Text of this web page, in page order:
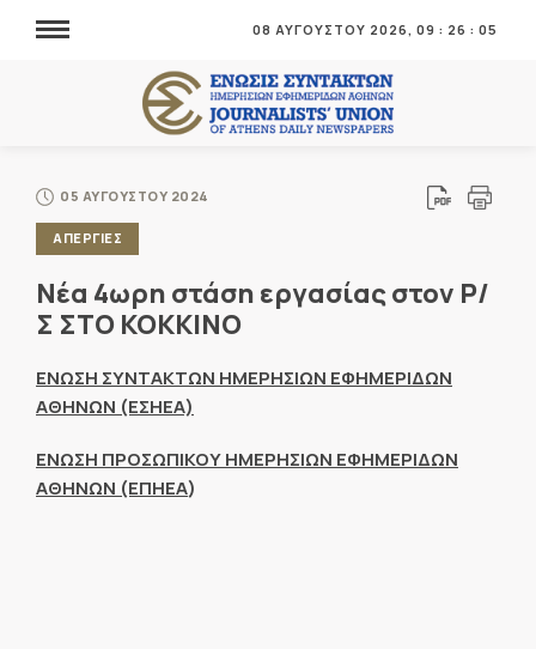
08 ΑΥΓΟΥΣΤΟΥ 2026, 09 : 26 : 05
05 ΑΥΓΟΥΣΤΟΥ 2024
ΑΠΕΡΓΙΕΣ
Νέα 4ωρη στάση εργασίας στον Ρ/
Σ ΣΤΟ ΚΟΚΚΙΝΟ
ΕΝΩΣΗ ΣΥΝΤΑΚΤΩΝ ΗΜΕΡΗΣΙΩΝ ΕΦΗΜΕΡΙΔΩΝ
ΑΘΗΝΩΝ (ΕΣΗΕΑ)
ΕΝΩΣΗ ΠΡΟΣΩΠΙΚΟΥ ΗΜΕΡΗΣΙΩΝ ΕΦΗΜΕΡΙΔΩΝ
ΑΘΗΝΩΝ (ΕΠΗΕΑ)